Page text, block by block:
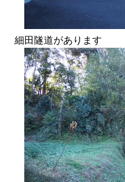
細田隧道があります